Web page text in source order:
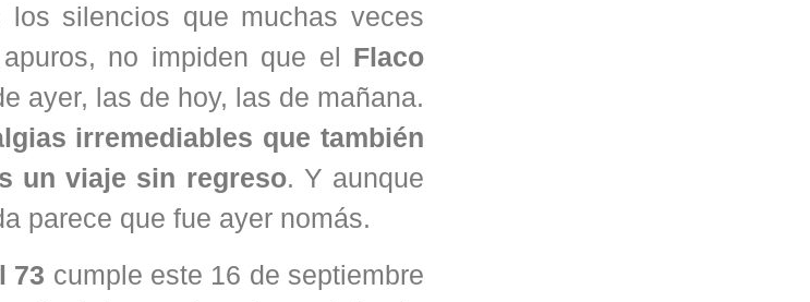
silencios que muchas veces
no impiden que el Flaco
ayer, las de hoy, las de mañana.
irremediables que también
un viaje sin regreso. Y aunque
parece que fue ayer nomás.
73 cumple este 16 de septiembre